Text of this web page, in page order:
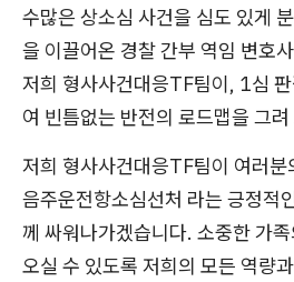
수많은 상소심 사건을 심도 있게
을 이끌어온 경찰 간부 역임 변호
저희 형사사건대응TF팀이, 1심
여 빈틈없는 반전의 로드맵을 그
저희 형사사건대응TF팀이 여러
음주운전항소심선처 라는 긍정적
께 싸워나가겠습니다. 소중한 가
오실 수 있도록 저희의 모든 역량